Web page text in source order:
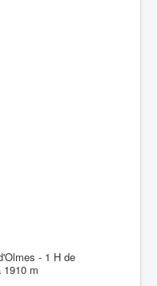
- 1 H de
m